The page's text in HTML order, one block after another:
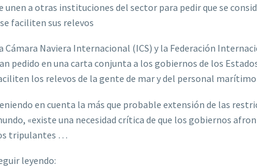
unen a otras instituciones del sector para pedir que se
faciliten sus relevos
Cámara Naviera Internacional (ICS) y la Federación
pedido en una carta conjunta a los gobiernos de los
los relevos de la gente de mar y del personal marítimo
en cuenta la más que probable extensión de las
«existe una necesidad crítica de que los gobiernos
tripulantes …
leyendo: